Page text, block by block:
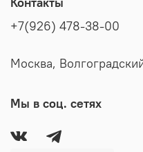
+7(926) 478-38-00
Москва,
Мы в соц. сетях